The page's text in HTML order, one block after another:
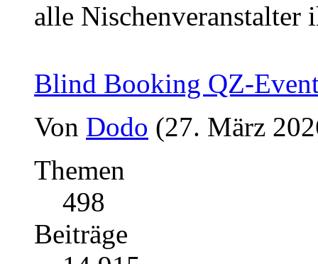
alle Nischenveranstalter
Blind Booking QZ-
Von Dodo (27. März
Themen
498
Beiträge